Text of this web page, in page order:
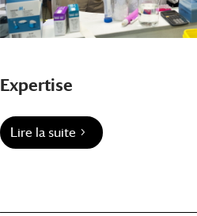
Expertise
Lire la suite